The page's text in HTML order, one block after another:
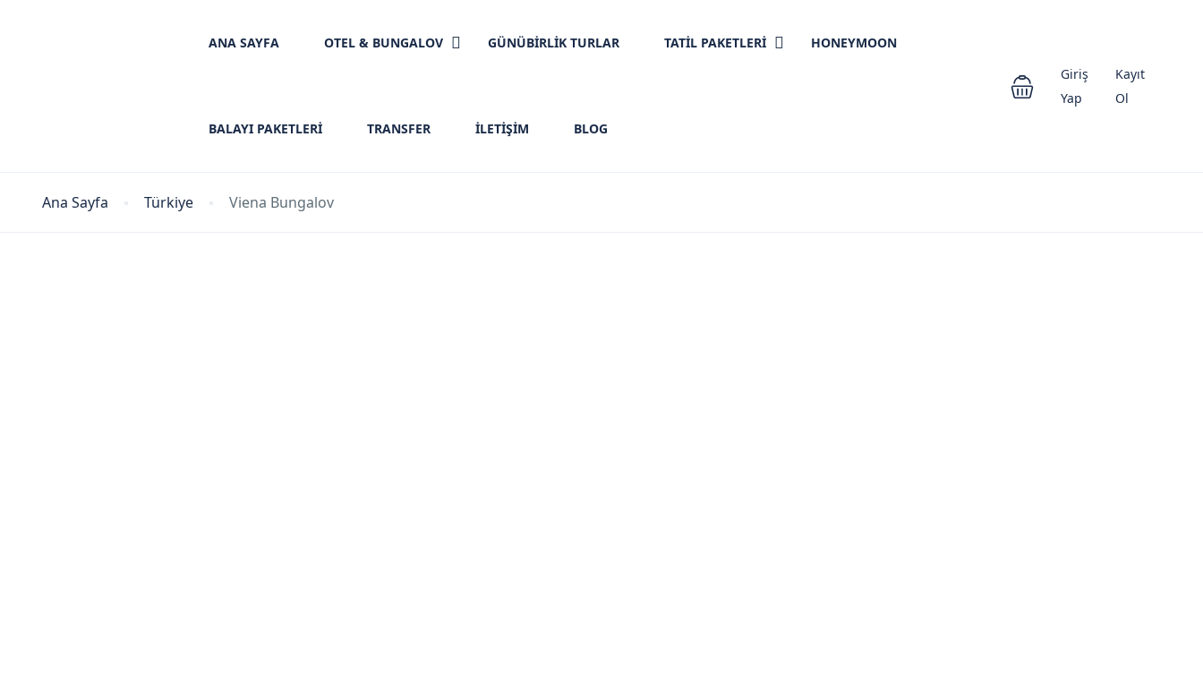
ANA SAYFA OTEL & BUNGALOV GÜNÜBİRLİK TURLAR TATİL PAKETLERİ HONEYMOON
BALAYI PAKETLERİ TRANSFER İLETIŞIM BLOG
Giriş
Yap
Kayıt
Ol
Ana Sayfa Türkiye Viena Bungalov